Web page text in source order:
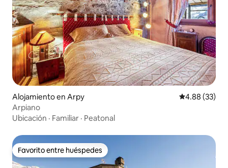
Alojamiento en Arpy Calificación
4.88 (33)
Arpiano
Ubicación · Familiar · Peatonal
Favorito entre huéspedes
Favorito entre huéspedes